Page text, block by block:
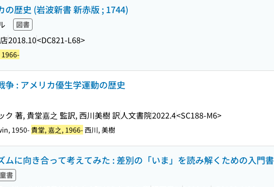
の歴史 (岩波新書 新赤版 ; 1744)
図書
2018.10<DC821-L68>
1966-
争 : アメリカ優生学運動の歴史
ク 著, 貴堂嘉之 監訳, 西川美樹 訳人文書院2022.4<SC188-M6>
1950-貴堂, 嘉之, 1966-西川, 美樹
ムに向き合って考えてみた : 差別の「いま」を読み解くための入門書
書